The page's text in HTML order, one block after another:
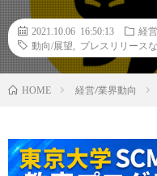
2021.10.06 16:50:13
経
動向/展望
プレスリリース
HOME 経営/業界動向